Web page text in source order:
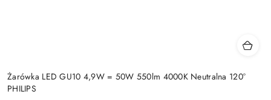
Żarówka LED GU10 4,9W = 50W 550lm 4000K Neutralna 120°
PHILIPS